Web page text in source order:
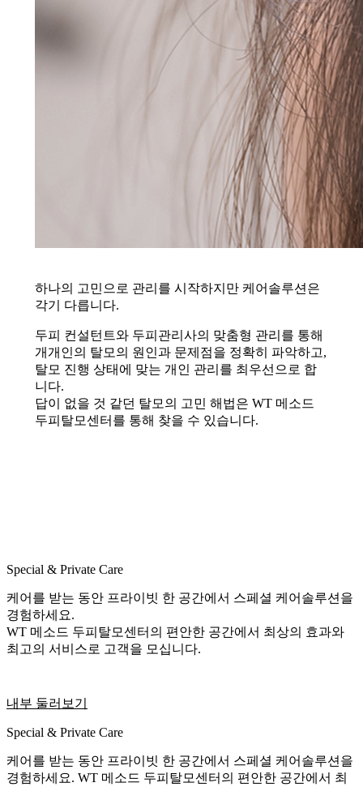
하나의 고민으로 관리를 시작하지만 케어솔루션은
각기 다릅니다.
두피 컨설턴트와 두피관리사의 맞춤형 관리를 통해
개개인의 탈모의 원인과 문제점을 정확히 파악하고,
탈모 진행 상태에 맞는 개인 관리를 최우선으로 합
니다.
답이 없을 것 같던 탈모의 고민 해법은 WT 메소드
두피탈모센터를 통해 찾을 수 있습니다.
Special & Private Care
케어를 받는 동안 프라이빗 한 공간에서 스페셜 케어솔루션을
경험하세요.
WT 메소드 두피탈모센터의 편안한 공간에서 최상의 효과와
최고의 서비스로 고객을 모십니다.
내부 둘러보기
Special & Private Care
케어를 받는 동안 프라이빗 한 공간에서 스페셜 케어솔루션을
경험하세요. WT 메소드 두피탈모센터의 편안한 공간에서 최